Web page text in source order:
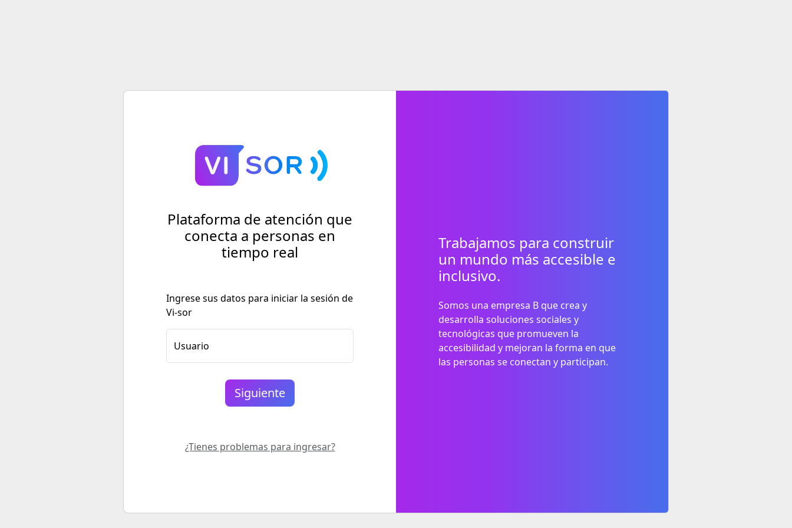
Plataforma de atención que
conecta a personas en
tiempo real
Ingrese sus datos para iniciar la sesión de
Vi-sor
Usuario
¿Tienes problemas para ingresar?
Trabajamos para construir
un mundo más accesible e
inclusivo.
Somos una empresa B que crea y
desarrolla soluciones sociales y
tecnológicas que promueven la
accesibilidad y mejoran la forma en que
las personas se conectan y participan.